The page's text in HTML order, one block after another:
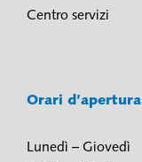
Centro servizi
Orari d’apertura
Lunedì – Giovedì